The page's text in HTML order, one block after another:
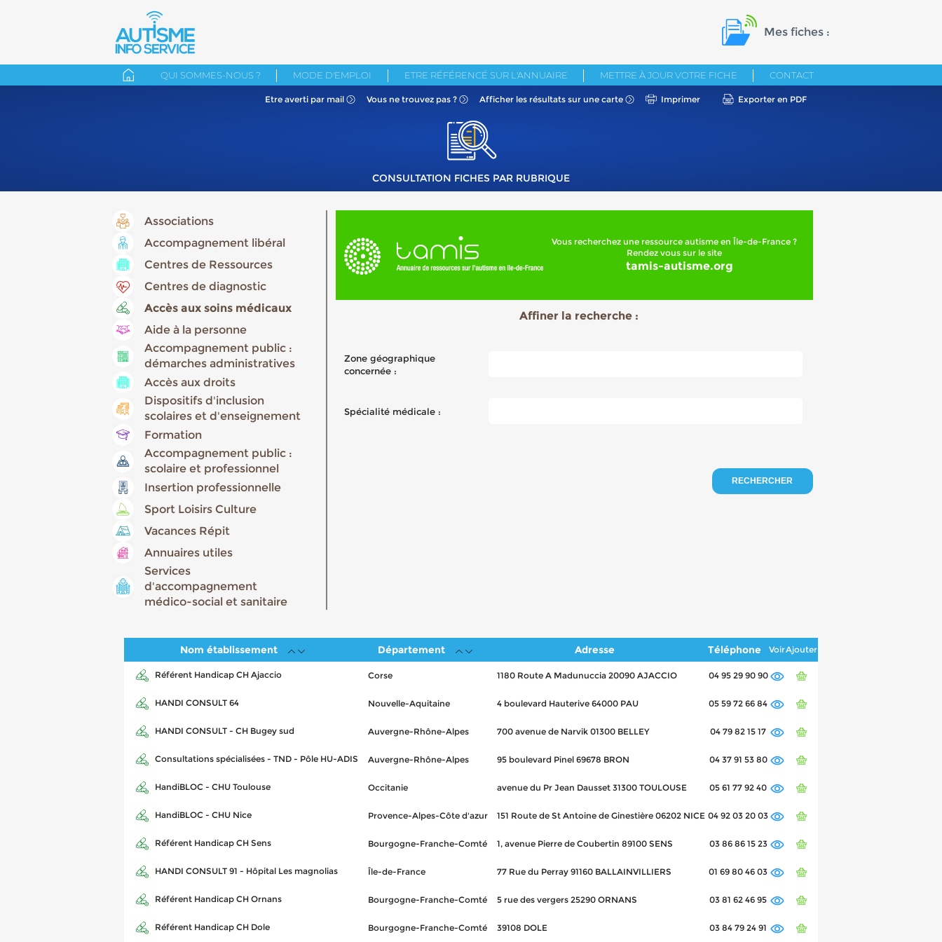
Mes fiches :
QUI SOMMES-NOUS ? MODE D'EMPLOI ETRE RÉFÉRENCÉ SUR L'ANNUAIRE METTRE À JOUR VOTRE FICHE CONTACT
Etre averti par mail Vous ne trouvez pas ? Afficher les résultats sur une carte Imprimer Exporter en PDF
CONSULTATION FICHES PAR RUBRIQUE
Associations
Accompagnement libéral
Centres de Ressources
Centres de diagnostic
Accès aux soins médicaux
Aide à la personne
Accompagnement public :
démarches administratives
Accès aux droits
Dispositifs d'inclusion
scolaires et d'enseignement
Formation
Accompagnement public :
scolaire et professionnel
Insertion professionnelle
Sport Loisirs Culture
Vacances Répit
Annuaires utiles
Services
d'accompagnement
médico-social et sanitaire
Vous recherchez une ressource autisme en Île-de-France ?
Rendez vous sur le site
tamis-autisme.org
Affiner la recherche :
Zone géographique
concernée :
Spécialité médicale :
RECHERCHER
Nom établissement Département Adresse Téléphone VoirAjouter
Référent Handicap CH Ajaccio Corse 1180 Route A Madunuccia 20090 AJACCIO 04 95 29 90 90
HANDI CONSULT 64 Nouvelle-Aquitaine 4 boulevard Hauterive 64000 PAU 05 59 72 66 84
HANDI CONSULT - CH Bugey sud Auvergne-Rhône-Alpes 700 avenue de Narvik 01300 BELLEY 04 79 82 15 17
Consultations spécialisées - TND - Pôle HU-ADIS Auvergne-Rhône-Alpes 95 boulevard Pinel 69678 BRON 04 37 91 53 80
HandiBLOC - CHU Toulouse Occitanie avenue du Pr Jean Dausset 31300 TOULOUSE 05 61 77 92 40
HandiBLOC - CHU Nice Provence-Alpes-Côte d'azur 151 Route de St Antoine de Ginestière 06202 NICE 04 92 03 20 03
Référent Handicap CH Sens Bourgogne-Franche-Comté 1, avenue Pierre de Coubertin 89100 SENS 03 86 86 15 23
HANDI CONSULT 91 - Hôpital Les magnolias Île-de-France 77 Rue du Perray 91160 BALLAINVILLIERS 01 69 80 46 03
Référent Handicap CH Ornans Bourgogne-Franche-Comté 5 rue des vergers 25290 ORNANS 03 81 62 46 95
Référent Handicap CH Dole Bourgogne-Franche-Comté 39108 DOLE 03 84 79 24 91